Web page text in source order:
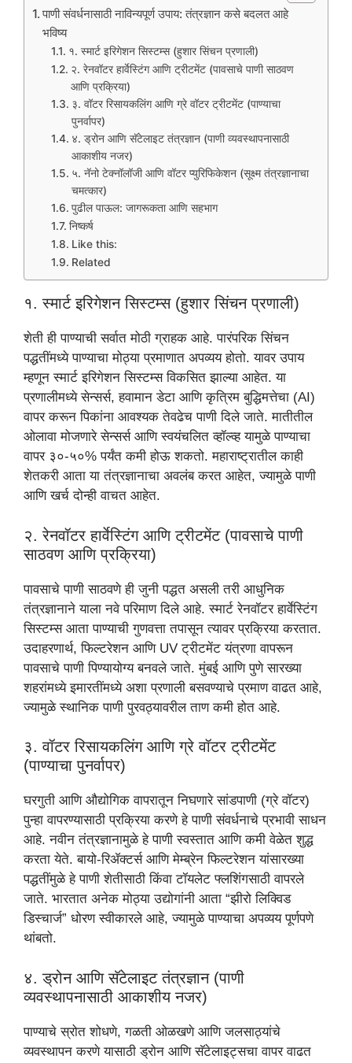
पाणी संवर्धनासाठी नाविन्यपूर्ण उपाय: तंत्रज्ञान कसे बदलत आहे
भविष्य
१. स्मार्ट इरिगेशन सिस्टम्स (हुशार सिंचन प्रणाली)
२. रेनवॉटर हार्वेस्टिंग आणि ट्रीटमेंट (पावसाचे पाणी साठवण
आणि प्रक्रिया)
३. वॉटर रिसायकलिंग आणि ग्रे वॉटर ट्रीटमेंट (पाण्याचा
पुनर्वापर)
४. ड्रोन आणि सॅटेलाइट तंत्रज्ञान (पाणी व्यवस्थापनासाठी
आकाशीय नजर)
५. नॅनो टेक्नॉलॉजी आणि वॉटर प्युरिफिकेशन (सूक्ष्म तंत्रज्ञानाचा
चमत्कार)
पुढील पाऊल: जागरूकता आणि सहभाग
निष्कर्ष
Like this:
Related
१. स्मार्ट इरिगेशन सिस्टम्स (हुशार सिंचन प्रणाली)
शेती ही पाण्याची सर्वात मोठी ग्राहक आहे. पारंपरिक सिंचन
पद्धतींमध्ये पाण्याचा मोठ्या प्रमाणात अपव्यय होतो. यावर उपाय
म्हणून स्मार्ट इरिगेशन सिस्टम्स विकसित झाल्या आहेत. या
प्रणालीमध्ये सेन्सर्स, हवामान डेटा आणि कृत्रिम बुद्धिमत्तेचा (AI)
वापर करून पिकांना आवश्यक तेवढेच पाणी दिले जाते. मातीतील
ओलावा मोजणारे सेन्सर्स आणि स्वयंचलित व्हॉल्व्ह यामुळे पाण्याचा
वापर ३०-५०% पर्यंत कमी होऊ शकतो. महाराष्ट्रातील काही
शेतकरी आता या तंत्रज्ञानाचा अवलंब करत आहेत, ज्यामुळे पाणी
आणि खर्च दोन्ही वाचत आहेत.
२. रेनवॉटर हार्वेस्टिंग आणि ट्रीटमेंट (पावसाचे पाणी
साठवण आणि प्रक्रिया)
पावसाचे पाणी साठवणे ही जुनी पद्धत असली तरी आधुनिक
तंत्रज्ञानाने याला नवे परिमाण दिले आहे. स्मार्ट रेनवॉटर हार्वेस्टिंग
सिस्टम्स आता पाण्याची गुणवत्ता तपासून त्यावर प्रक्रिया करतात.
उदाहरणार्थ, फिल्टरेशन आणि UV ट्रीटमेंट यंत्रणा वापरून
पावसाचे पाणी पिण्यायोग्य बनवले जाते. मुंबई आणि पुणे सारख्या
शहरांमध्ये इमारतींमध्ये अशा प्रणाली बसवण्याचे प्रमाण वाढत आहे,
ज्यामुळे स्थानिक पाणी पुरवठ्यावरील ताण कमी होत आहे.
३. वॉटर रिसायकलिंग आणि ग्रे वॉटर ट्रीटमेंट
(पाण्याचा पुनर्वापर)
घरगुती आणि औद्योगिक वापरातून निघणारे सांडपाणी (ग्रे वॉटर)
पुन्हा वापरण्यासाठी प्रक्रिया करणे हे पाणी संवर्धनाचे प्रभावी साधन
आहे. नवीन तंत्रज्ञानामुळे हे पाणी स्वस्तात आणि कमी वेळेत शुद्ध
करता येते. बायो-रिॲक्टर्स आणि मेम्ब्रेन फिल्टरेशन यांसारख्या
पद्धतींमुळे हे पाणी शेतीसाठी किंवा टॉयलेट फ्लशिंगसाठी वापरले
जाते. भारतात अनेक मोठ्या उद्योगांनी आता “झीरो लिक्विड
डिस्चार्ज” धोरण स्वीकारले आहे, ज्यामुळे पाण्याचा अपव्यय पूर्णपणे
थांबतो.
४. ड्रोन आणि सॅटेलाइट तंत्रज्ञान (पाणी
व्यवस्थापनासाठी आकाशीय नजर)
पाण्याचे स्रोत शोधणे, गळती ओळखणे आणि जलसाठ्यांचे
व्यवस्थापन करणे यासाठी ड्रोन आणि सॅटेलाइट्सचा वापर वाढत